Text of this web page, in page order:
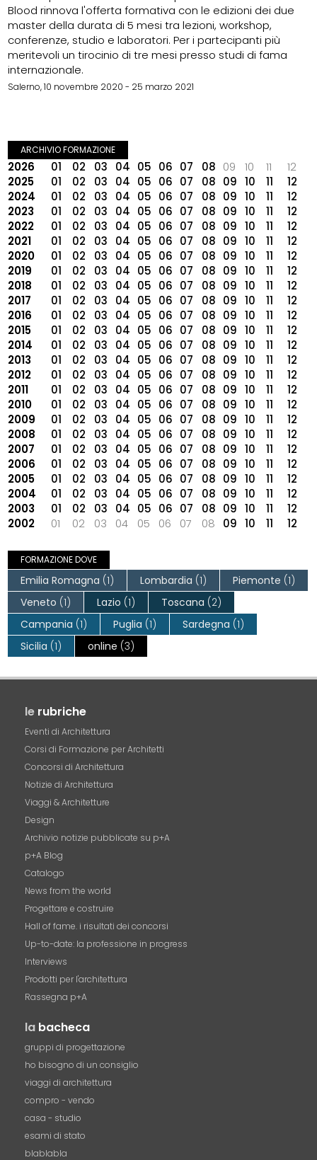
Blood rinnova l'offerta formativa con le edizioni dei due
master della durata di 5 mesi tra lezioni, workshop,
conferenze, studio e laboratori. Per i partecipanti più
meritevoli un tirocinio di tre mesi presso studi di fama
internazionale.
Salerno, 10 novembre 2020 - 25 marzo 2021
ARCHIVIO FORMAZIONE
2026 01 02 03 04 05 06 07 08 09 10 11
12
2025
01 02 03 04 05 06 07 08 09 10 11
12
2024
01 02 03 04 05 06 07 08 09 10 11
12
2023
01 02 03 04 05 06 07 08 09 10 11
12
2022
01 02 03 04 05 06 07 08 09 10 11
12
2021
01 02 03 04 05 06 07 08 09 10 11
12
2020
01 02 03 04 05 06 07 08 09 10 11
12
2019
01 02 03 04 05 06 07 08 09 10 11
12
2018
01 02 03 04 05 06 07 08 09 10 11
12
2017
01 02 03 04 05 06 07 08 09 10 11
12
2016
01 02 03 04 05 06 07 08 09 10 11
12
2015
01 02 03 04 05 06 07 08 09 10 11
12
2014
01 02 03 04 05 06 07 08 09 10 11
12
2013
01 02 03 04 05 06 07 08 09 10 11
12
2012
01 02 03 04 05 06 07 08 09 10 11
12
2011
01 02 03 04 05 06 07 08 09 10 11
12
2010
01 02 03 04 05 06 07 08 09 10 11
12
2009
01 02 03 04 05 06 07 08 09 10 11
12
2008
01 02 03 04 05 06 07 08 09 10 11
12
2007
01 02 03 04 05 06 07 08 09 10 11
12
2006
01 02 03 04 05 06 07 08 09 10 11
12
2005
01 02 03 04 05 06 07 08 09 10 11
12
2004
01 02 03 04 05 06 07 08 09 10 11
12
2003
01 02 03 04 05 06 07 08 09 10 11
12
2002
01 02 03 04 05 06 07 08 09 10 11 12
FORMAZIONE DOVE
Emilia Romagna (1) Lombardia (1) Piemonte (1)
Veneto (1) Lazio (1) Toscana (2)
Campania (1) Puglia (1) Sardegna (1)
Sicilia (1) online (3)
le rubriche
Eventi di Architettura
Corsi di Formazione per Architetti
Concorsi di Architettura
Notizie di Architettura
Viaggi & Architetture
Design
Archivio notizie pubblicate su p+A
p+A Blog
Catalogo
News from the world
Progettare e costruire
Hall of fame. i risultati dei concorsi
Up-to-date: la professione in progress
Interviews
Prodotti per l'architettura
Rassegna p+A
la bacheca
gruppi di progettazione
ho bisogno di un consiglio
viaggi di architettura
compro - vendo
casa - studio
esami di stato
blablabla